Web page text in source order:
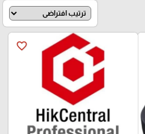
favorite_border